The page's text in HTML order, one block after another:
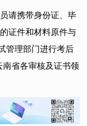
请携带身份证、毕
证件和材料原件与
管理部门进行考后
南省各审核及证书领